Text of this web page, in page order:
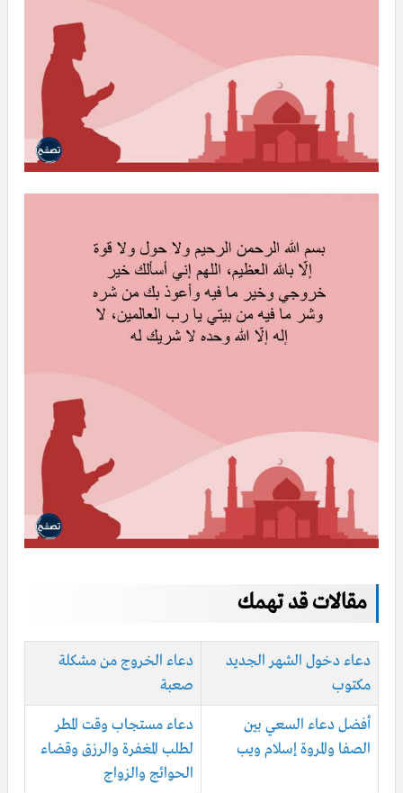
مقالات قد تهمك
دعاء دخول الشهر الجديد
مكتوب
دعاء الخروج من مشكلة
صعبة
أفضل دعاء السعي بين
الصفا والمروة إسلام ويب
دعاء مستجاب وقت المطر
لطلب المغفرة والرزق وقضاء
الحوائج والزواج